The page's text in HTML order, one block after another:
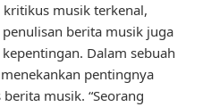
musik terkenal,
berita musik juga
Dalam sebuah
pentingnya
musik. “Seorang